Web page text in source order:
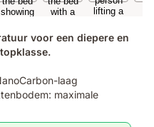
voor een diepere en
laag
maximale